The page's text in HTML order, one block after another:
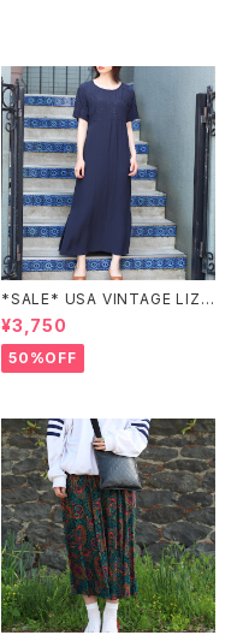
*SALE* USA VINTAGE LIZ c
laiborne EMBROIDERY DES
IGN NAVY ONE PIECE/アメリ
カ古着刺繍デザインネイビーワ
ンピース
¥3,750
50%OFF